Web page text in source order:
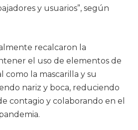
y usuarios”, según
recalcaron la
el uso de elementos de
como la mascarilla y su
nariz y boca, reduciendo
contagio y colaborando en el